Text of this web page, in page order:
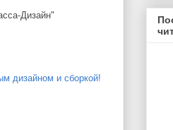
Дизайн"
дизайном и сборкой!